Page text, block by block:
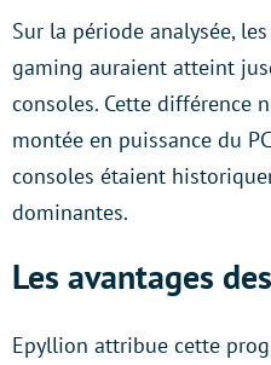
Sur la période analysée,
gaming auraient atteint
consoles. Cette différence
montée en puissance du
consoles étaient
dominantes.
Les avantages
Epyllion attribue cette